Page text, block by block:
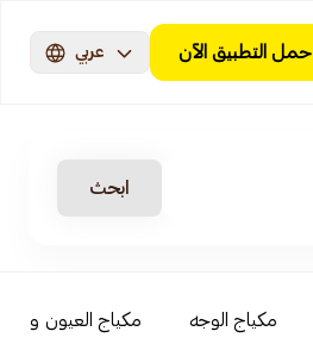
حمل التطبيق الآن عربي
ابحث
مكياج الوجه مكياج العيون